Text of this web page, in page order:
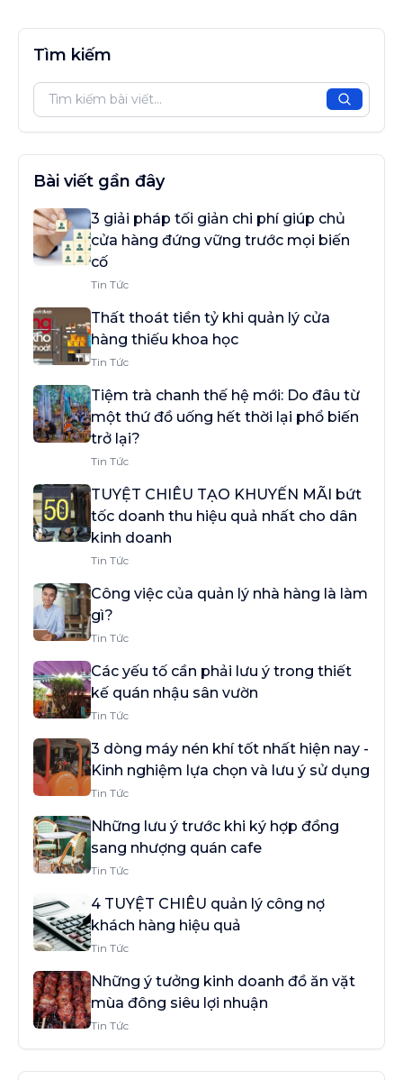
Tìm kiếm
Tìm
Bài viết gần đây
3 giải pháp tối giản chi phí giúp chủ
cửa hàng đứng vững trước mọi biến
cố
Tin Tức
Thất thoát tiền tỷ khi quản lý cửa
hàng thiếu khoa học
Tin Tức
Tiệm trà chanh thế hệ mới: Do đâu từ
một thứ đồ uống hết thời lại phổ biến
trở lại?
Tin Tức
TUYỆT CHIÊU TẠO KHUYẾN MÃI bứt
tốc doanh thu hiệu quả nhất cho dân
kinh doanh
Tin Tức
Công việc của quản lý nhà hàng là làm
gì?
Tin Tức
Các yếu tố cần phải lưu ý trong thiết
kế quán nhậu sân vườn
Tin Tức
3 dòng máy nén khí tốt nhất hiện nay -
Kinh nghiệm lựa chọn và lưu ý sử dụng
Tin Tức
Những lưu ý trước khi ký hợp đồng
sang nhượng quán cafe
Tin Tức
4 TUYỆT CHIÊU quản lý công nợ
khách hàng hiệu quả
Tin Tức
Những ý tưởng kinh doanh đồ ăn vặt
mùa đông siêu lợi nhuận
Tin Tức